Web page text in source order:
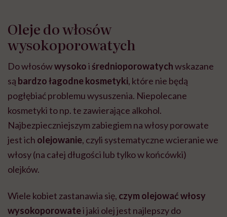
Oleje do włosów
wysokoporowatych
Do włosówwysokoiśrednioporowatychwskazane
są bardzo łagodne kosmetyki, które nie będą
pogłębiać problemu wysuszenia. Niepolecane
kosmetyki to np. te zawierające alkohol.
Najbezpieczniejszym zabiegiem na włosy porowate
jest ich olejowanie, czyli systematyczne wcieranie we
włosy (na całej długości lub tylko w końcówki)
olejków.
Wiele kobiet zastanawia się, czym olejować włosy
wysokoporowatei jaki olej jest najlepszy do